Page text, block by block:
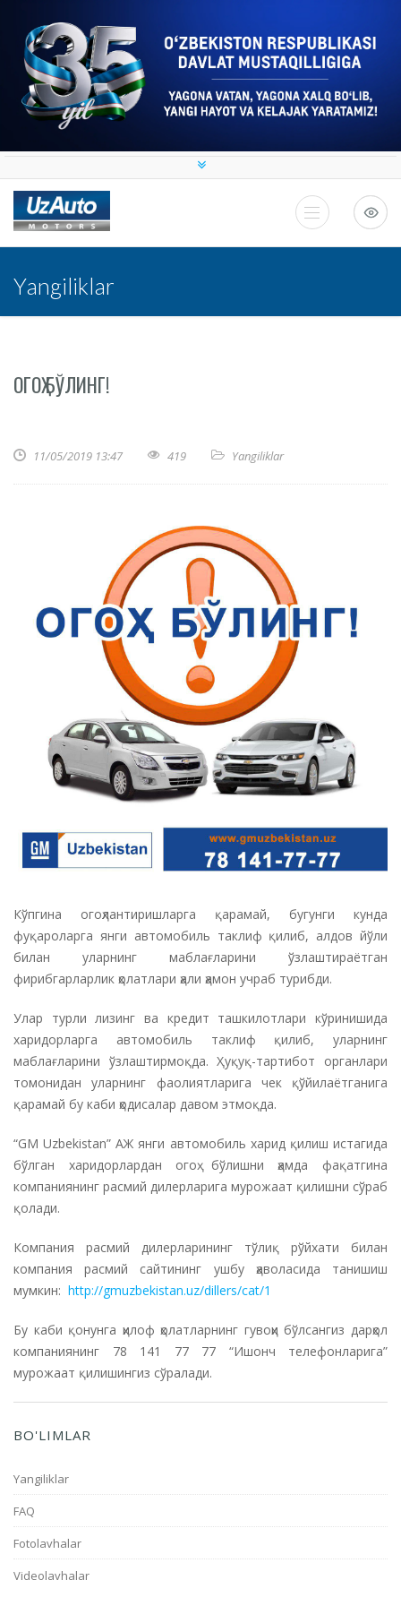
Yangiliklar
ОГОҲ БЎЛИНГ!
11/05/2019 13:47 419 Yangiliklar
Кўпгина огоҳлантиришларга қарамай, бугунги кунда
фуқароларга янги автомобиль таклиф қилиб, алдов йўли
билан уларнинг маблағларини ўзлаштираётган
фирибгарларлик ҳолатлари ҳали ҳамон учраб турибди.
Улар турли лизинг ва кредит ташкилотлари кўринишида
харидорларга автомобиль таклиф қилиб, уларнинг
маблағларини ўзлаштирмоқда. Ҳуқуқ-тартибот органлари
томонидан уларнинг фаолиятларига чек қўйилаётганига
қарамай бу каби ҳодисалар давом этмоқда.
“GM Uzbekistan” АЖ янги автомобиль харид қилиш истагида
бўлган харидорлардан огоҳ бўлишни ҳамда фақатгина
компаниянинг расмий дилерларига мурожаат қилишни сўраб
қолади.
Компания расмий дилерларининг тўлиқ рўйхати билан
компания расмий сайтининг ушбу ҳаволасида танишиш
мумкин: http://gmuzbekistan.uz/dillers/cat/1
Бу каби қонунга ҳилоф ҳолатларнинг гувоҳи бўлсангиз дарҳол
компаниянинг 78 141 77 77 “Ишонч телефонларига”
мурожаат қилишингиз сўралади.
BO'LIMLAR
Yangiliklar
FAQ
Fotolavhalar
Videolavhalar